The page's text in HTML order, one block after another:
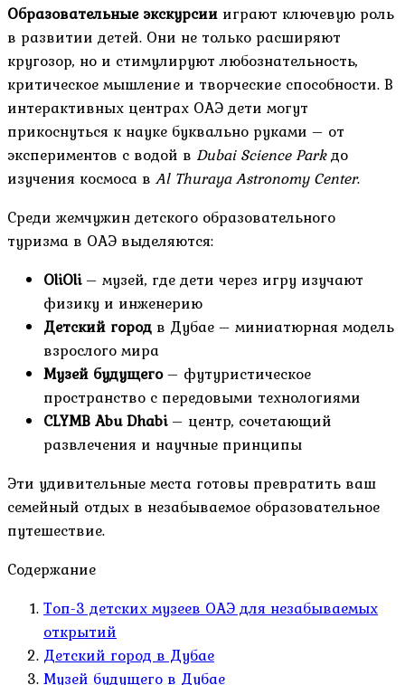
Образовательные экскурсии играют ключевую роль
в развитии детей. Они не только расширяют
кругозор, но и стимулируют любознательность,
критическое мышление и творческие способности. В
интерактивных центрах ОАЭ дети могут
прикоснуться к науке буквально руками – от
экспериментов с водой в Dubai Science Parkдо
изучения космоса в Al Thuraya Astronomy Center.
Среди жемчужин детского образовательного
туризма в ОАЭ выделяются:
OliOli– музей, где дети через игру изучают
физику и инженерию
Детский городв Дубае – миниатюрная модель
взрослого мира
Музей будущего– футуристическое
пространство с передовыми технологиями
CLYMB Abu Dhabi– центр, сочетающий
развлечения и научные принципы
Эти удивительные места готовы превратить ваш
семейный отдых в незабываемое образовательное
путешествие.
Содержание
Топ-3 детских музеев ОАЭ для незабываемых
открытий
Детский город в Дубае
Музей будущего в Дубае